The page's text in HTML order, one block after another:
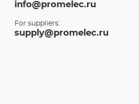
info@promelec.ru
For suppliers:
supply@promelec.ru